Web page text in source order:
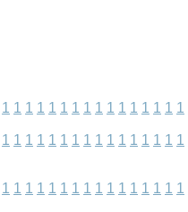
1 1 1 1 1 1 1 1 1 1 1 1 1 1 1 1
1 1 1 1 1 1 1 1 1 1 1 1 1 1 1 1
1 1 1 1 1 1 1 1 1 1 1 1 1 1 1 1